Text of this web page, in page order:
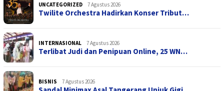
UNCATEGORIZED 7 Agustus 2026
Twilite Orchestra Hadirkan Konser Tribut…
INTERNASIONAL 7 Agustus 2026
Terlibat Judi dan Penipuan Online, 25 WN…
BISNIS 7 Agustus 2026